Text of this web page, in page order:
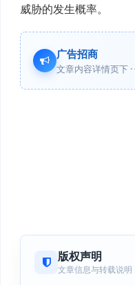
威胁的发生概率。
广告招商
文章内容详情页下
版权声明
文章信息与转载说明